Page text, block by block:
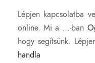
Lépjen kapcsolatba
online. Mi a ...-ban
hogy segítsünk.
handla